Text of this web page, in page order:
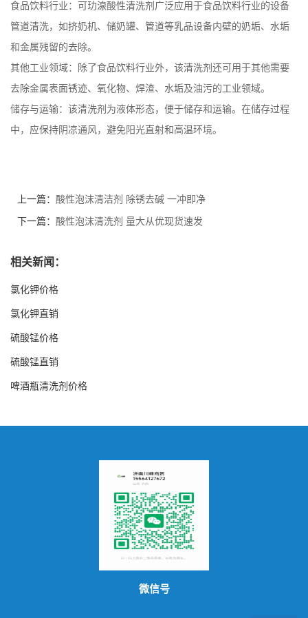
食品饮料行业：可玏湶酸性清洗剂广泛应用于食品饮料行业的设备
管道清洗，如挤奶机、储奶罐、管道等乳品设备内壁的奶垢、水垢
和金属残留的去除。
其他工业领域：除了食品饮料行业外，该清洗剂还可用于其他需要
去除金属表面锈迹、氧化物、焊渣、水垢及油污的工业领域。
储存与运输：该清洗剂为液体形态，便于储存和运输。在储存过程
中，应保持阴凉通风，避免阳光直射和高温环境。
上一篇： 酸性泡沫清洁剂 除锈去碱 一冲即净
下一篇： 酸性泡沫清洗剂 量大从优现货速发
相关新闻：
氯化钾价格
氯化钾直销
硫酸锰价格
硫酸锰直销
啤酒瓶清洗剂价格
微信号